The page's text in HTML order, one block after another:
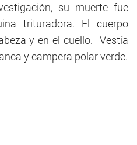
su muerte fue
trituradora. El cuerpo
y en el cuello. Vestía
y campera polar verde.